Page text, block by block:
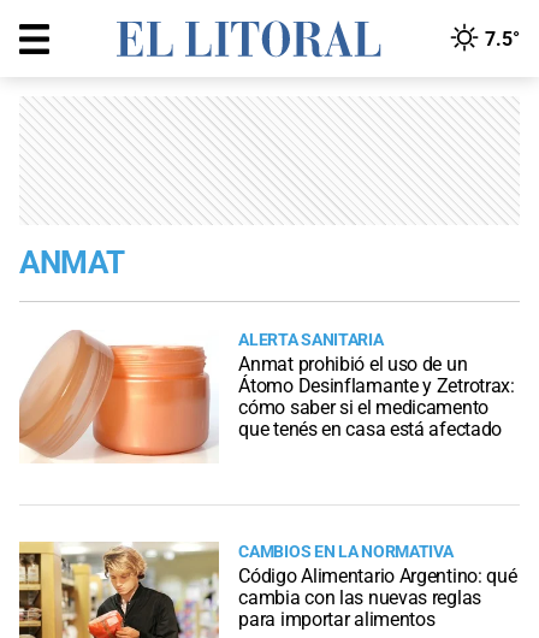
7.5°
ANMAT
ALERTA SANITARIA
Anmat prohibió el uso de un
Átomo Desinflamante y Zetrotrax:
cómo saber si el medicamento
que tenés en casa está afectado
CAMBIOS EN LA NORMATIVA
Código Alimentario Argentino: qué
cambia con las nuevas reglas
para importar alimentos